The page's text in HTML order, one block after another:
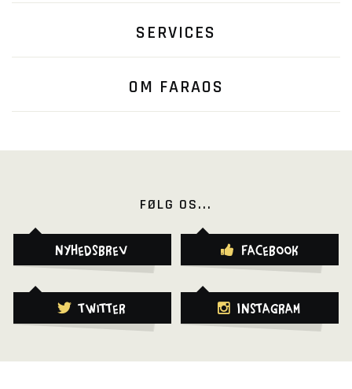
SERVICES
OM FARAOS
FØLG OS...
Nyhedsbrev Facebook
Twitter Instagram